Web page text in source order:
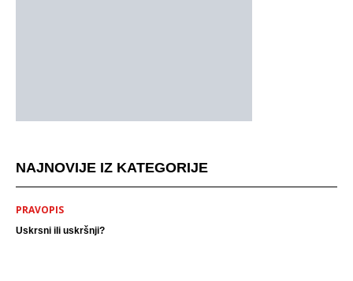
NAJNOVIJE IZ KATEGORIJE
PRAVOPIS
Uskrsni ili uskršnji?